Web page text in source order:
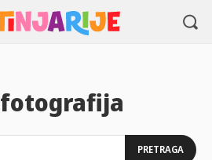
fotografija
PRETRAGA